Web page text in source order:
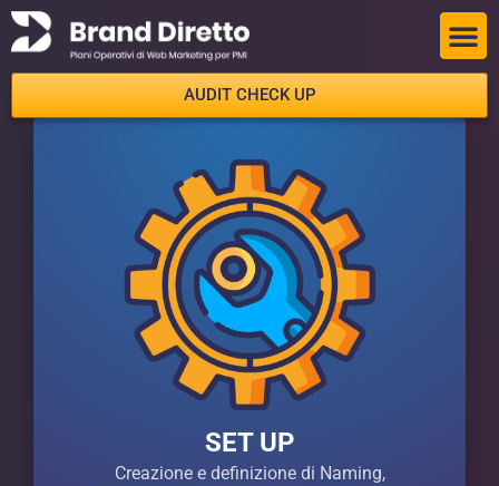
AUDIT CHECK UP
SET UP
Creazione e definizione di Naming,